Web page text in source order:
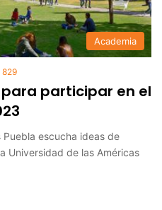
Academia
829
participar en el
escucha ideas de
Universidad de las Américas